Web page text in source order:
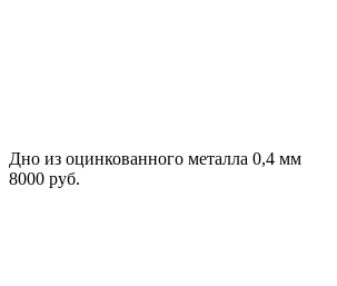
Дно из оцинкованного металла 0,4 мм
8000 руб.